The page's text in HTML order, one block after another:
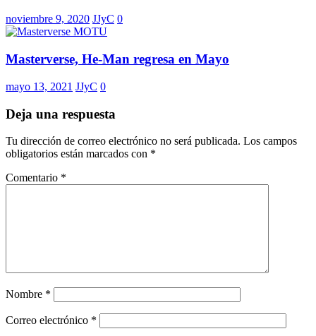
noviembre 9, 2020 JJyC 0
Masterverse, He-Man regresa en Mayo
mayo 13, 2021 JJyC 0
Deja una respuesta
Tu dirección de correo electrónico no será publicada. Los campos
obligatorios están marcados con *
Comentario *
Nombre *
Correo electrónico *